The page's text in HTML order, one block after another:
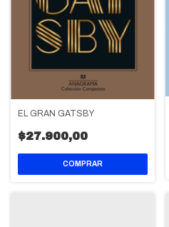
EL GRAN GATSBY
$27.900,00